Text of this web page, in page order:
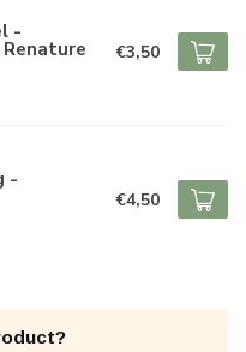
-
€3,50
-
€4,50